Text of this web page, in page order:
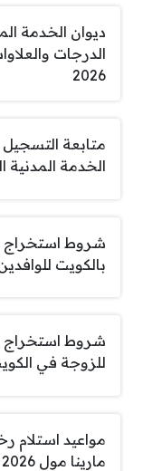
ديوان الخدمة
الدرجات
2026
متابعة
الخدمة المدنية
شروط استخراج
بالكويت للوافدين
شروط استخراج
للزوجة في الكويت
مواعيد استلام
مارينا مول 2026